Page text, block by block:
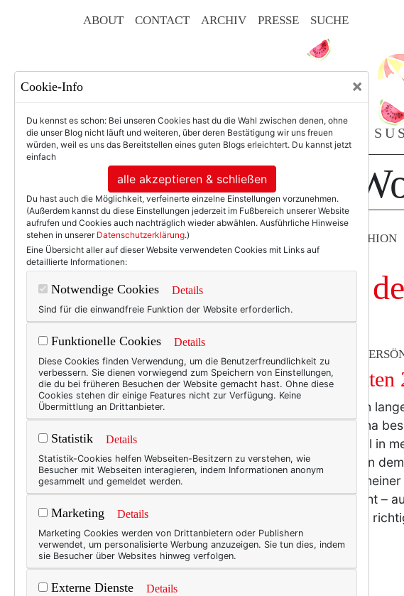
ABOUT CONTACT ARCHIV PRESSE SUCHE
For
BEAUTY & FASHION
Einträge mit
TEXTERELLA
Weihnachten
Ich hatte einen
das uns Corona
allerersten Mal in
(wenn man von
und dem mit
mich das macht –
Empfehlungen
mehr
Cookie-Info ×
Du kennst es schon: Bei unseren Cookies hast du die Wahl zwischen denen, ohne
die unser Blog nicht läuft und weiteren, über deren Bestätigung wir uns freuen
würden, weil es uns das Bereitstellen eines guten Blogs erleichtert. Du kannst jetzt
einfach
alle akzeptieren & schließen
Du hast auch die Möglichkeit, verfeinerte einzelne Einstellungen vorzunehmen.
(Außerdem kannst du diese Einstellungen jederzeit im Fußbereich unserer Website
aufrufen und Cookies auch nachträglich wieder abwählen. Ausführliche Hinweise
stehen in unserer Datenschutzerklärung.)
Eine Übersicht aller auf dieser Website verwendeten Cookies mit Links auf
detaillierte Informationen:
Notwendige Cookies Details
Sind für die einwandfreie Funktion der Website erforderlich.
Funktionelle Cookies Details
Diese Cookies finden Verwendung, um die Benutzerfreundlichkeit zu
verbessern. Sie dienen vorwiegend zum Speichern von Einstellungen,
die du bei früheren Besuchen der Website gemacht hast. Ohne diese
Cookies stehen dir einige Features nicht zur Verfügung. Keine
Übermittlung an Drittanbieter.
Statistik Details
Statistik-Cookies helfen Webseiten-Besitzern zu verstehen, wie
Besucher mit Webseiten interagieren, indem Informationen anonym
gesammelt und gemeldet werden.
Marketing Details
Marketing Cookies werden von Drittanbietern oder Publishern
verwendet, um personalisierte Werbung anzuzeigen. Sie tun dies, indem
sie Besucher über Websites hinweg verfolgen.
Externe Dienste Details